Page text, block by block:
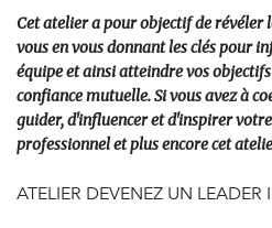
Cet atelier a pour objectif de révéler
vous en vous donnant les clés pour
équipe et ainsi atteindre vos
confiance mutuelle. Si vous avez à
guider, d'influencer et d'inspirer
professionnel et plus encore cet
ATELIER DEVENEZ UN LEADER